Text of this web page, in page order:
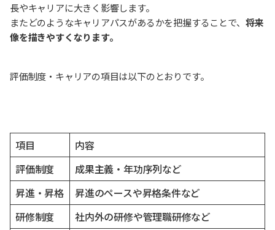
長やキャリアに大きく影響します。
またどのようなキャリアパスがあるかを把握することで、 将来
像を描きやすくなります。
評価制度・キャリアの項目は以下のとおりです。
項目
内容
評価制度
成果主義・年功序列など
昇進・昇格
昇進のペースや昇格条件など
研修制度
社内外の研修や管理職研修など